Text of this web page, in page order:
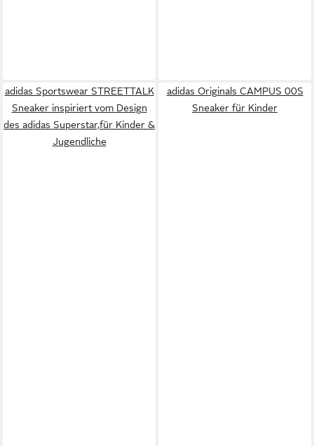
adidas Sportswear STREETTALK
Sneaker inspiriert vom Design
des adidas Superstar,für Kinder &
Jugendliche
adidas Originals CAMPUS 00S
Sneaker für Kinder